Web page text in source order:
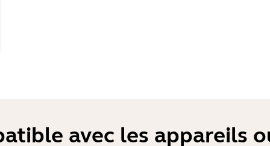
avec les appareils